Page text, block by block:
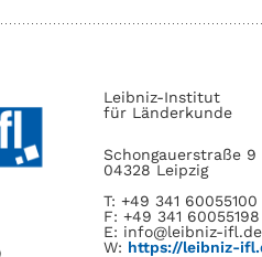
Leibniz-Institut
für Länderkunde
Schongauerstraße 9
04328 Leipzig
T: +49 341 60055100
F: +49 341 60055198
E: info@leibniz-ifl.de
W: https://leibniz-